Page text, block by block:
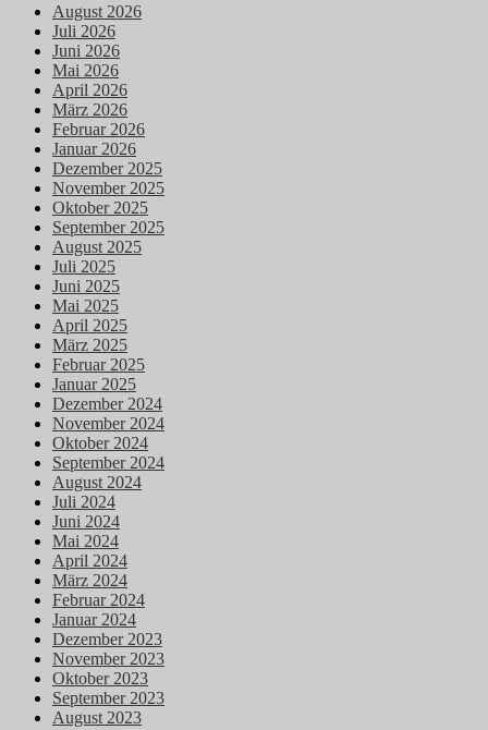
August 2026
Juli 2026
Juni 2026
Mai 2026
April 2026
März 2026
Februar 2026
Januar 2026
Dezember 2025
November 2025
Oktober 2025
September 2025
August 2025
Juli 2025
Juni 2025
Mai 2025
April 2025
März 2025
Februar 2025
Januar 2025
Dezember 2024
November 2024
Oktober 2024
September 2024
August 2024
Juli 2024
Juni 2024
Mai 2024
April 2024
März 2024
Februar 2024
Januar 2024
Dezember 2023
November 2023
Oktober 2023
September 2023
August 2023